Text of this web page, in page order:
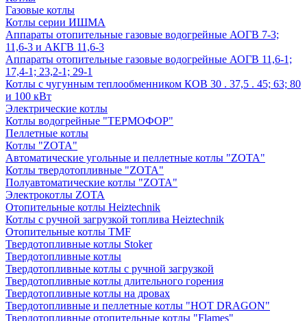
Газовые котлы
Котлы серии ИШМА
Аппараты отопительные газовые водогрейные АОГВ 7-3;
11,6-3 и АКГВ 11,6-3
Аппараты отопительные газовые водогрейные АОГВ 11,6-1;
17,4-1; 23,2-1; 29-1
Котлы с чугунным теплообменником КОВ 30 . 37,5 . 45; 63; 80
и 100 кВт
Электрические котлы
Котлы водогрейные "ТЕРМОФОР"
Пеллетные котлы
Котлы "ZOTA"
Автоматические угольные и пеллетные котлы "ZOTA"
Котлы твердотопливные "ZOTA"
Полуавтоматические котлы "ZOTA"
Электрокотлы ZOTA
Отопительные котлы Heiztechnik
Котлы с ручной загрузкой топлива Heiztechnik
Отопительные котлы TMF
Твердотопливные котлы Stoker
Твердотопливные котлы
Твердотопливные котлы с ручной загрузкой
Твердотопливные котлы длительного горения
Твердотопливные котлы на дровах
Твердотопливные и пеллетные котлы "HOT DRAGON"
Твердотопливные отопительные котлы "Flames"